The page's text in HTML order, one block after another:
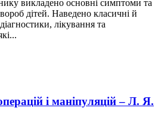
викладено основні симптоми та
дітей. Наведено класичні й
лікування та
і маніпуляцій – Л. Я.